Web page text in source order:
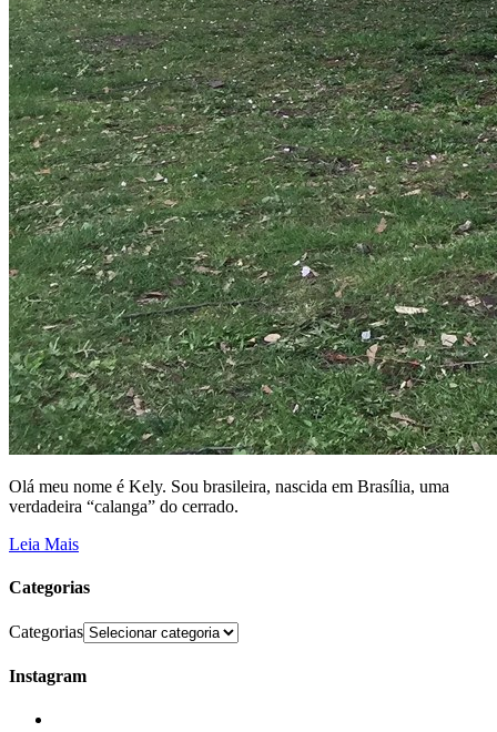
Olá meu nome é Kely. Sou brasileira, nascida em Brasília, uma
verdadeira “calanga” do cerrado.
Leia Mais
Categorias
Categorias
Instagram